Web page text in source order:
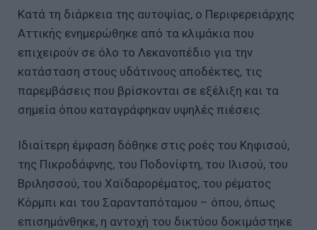
Κατά τη διάρκεια της αυτοψίας, ο Περιφερειάρχης
Αττικής ενημερώθηκε από τα κλιμάκια που
επιχειρούν σε όλο το Λεκανοπέδιο για την
κατάσταση στους υδάτινους αποδέκτες, τις
παρεμβάσεις που βρίσκονται σε εξέλιξη και τα
σημεία όπου καταγράφηκαν υψηλές πιέσεις.
Ιδιαίτερη έμφαση δόθηκε στις ροές του Κηφισού,
της Πικροδάφνης, του Ποδονίφτη, του Ιλισού, του
Βριλησσού, του Χαϊδαρορέματος, του ρέματος
Κόρμπι και του Σαρανταπόταμου – όπου, όπως
επισημάνθηκε, η αντοχή του δικτύου δοκιμάστηκε